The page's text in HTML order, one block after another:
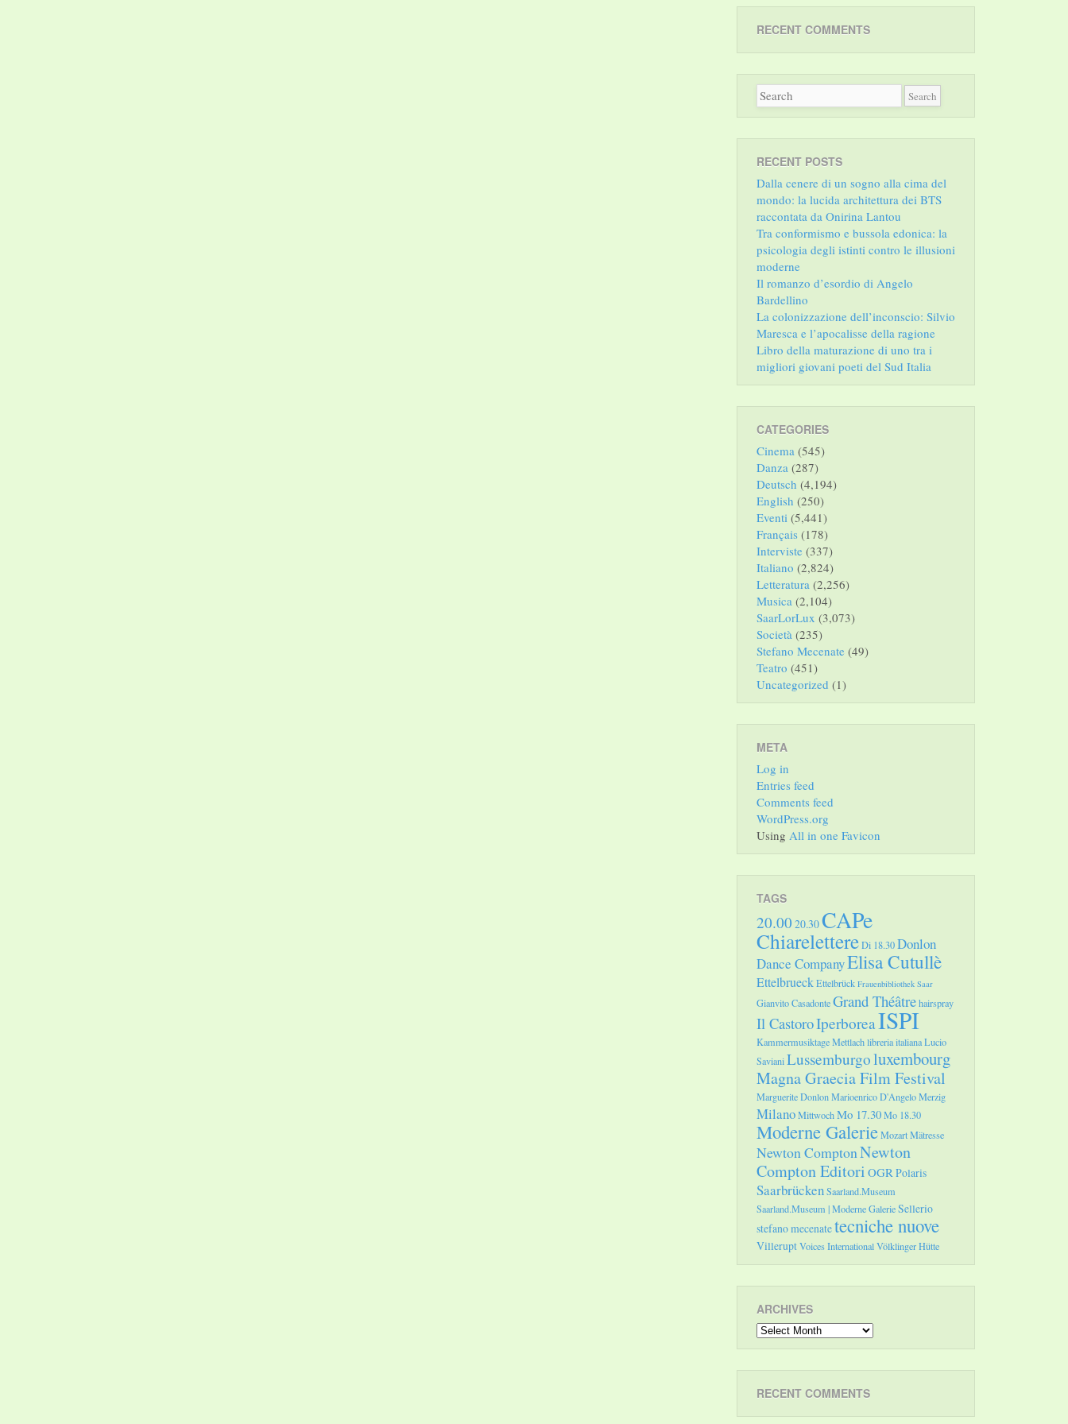
RECENT COMMENTS
RECENT POSTS
Dalla cenere di un sogno alla cima del
mondo: la lucida architettura dei BTS
raccontata da Onirina Lantou
Tra conformismo e bussola edonica: la
psicologia degli istinti contro le illusioni
moderne
Il romanzo d’esordio di Angelo
Bardellino
La colonizzazione dell’inconscio: Silvio
Maresca e l’apocalisse della ragione
Libro della maturazione di uno tra i
migliori giovani poeti del Sud Italia
CATEGORIES
Cinema (545)
Danza (287)
Deutsch (4,194)
English (250)
Eventi (5,441)
Français (178)
Interviste (337)
Italiano (2,824)
Letteratura (2,256)
Musica (2,104)
SaarLorLux (3,073)
Società (235)
Stefano Mecenate (49)
Teatro (451)
Uncategorized (1)
META
Log in
Entries feed
Comments feed
WordPress.org
Using All in one Favicon
TAGS
20.00 20.30CAPe
ChiarelettereDi 18.30Donlon
Dance CompanyElisa Cutullè
EttelbrueckEttelbrück Frauenbibliothek Saar
Gianvito CasadonteGrand Théâtrehairspray
Il CastoroIperboreaISPI
Kammermusiktage Mettlachlibreria italianaLucio
SavianiLussemburgoluxembourg
Magna Graecia Film Festival
Marguerite DonlonMarioenrico D'AngeloMerzig
MilanoMittwochMo 17.30Mo 18.30
Moderne GalerieMozartMätresse
Newton ComptonNewton
Compton Editori OGRPolaris
SaarbrückenSaarland.Museum
Saarland.Museum | Moderne GalerieSellerio
stefano mecenatetecniche nuove
VilleruptVoices InternationalVölklinger Hütte
ARCHIVES
Archives
RECENT COMMENTS